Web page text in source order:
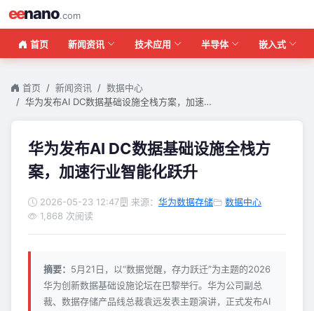
eenano.com
首页 新闻资讯 技术应用 半导体 嵌入式
首页 新闻资讯
数据中心
华为发布AI DC数据基础设施全栈方案，加速…
华为发布AI DC数据基础设施全栈方
案，加速行业智能化跃升
2026-05-23 12:47 来源： 华为数据存储
数据中心
1,868 次阅读
摘要： 5月21日，以“数据觉醒，存力跃迁”为主题的2026
华为创新数据基础设施论坛在巴黎举行。华为公司副总
裁、数据存储产品线总裁袁远发表主题演讲，正式发布AI